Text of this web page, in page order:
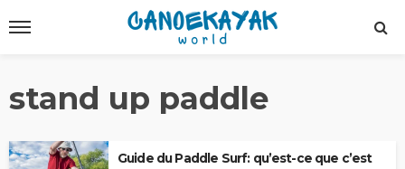
stand up paddle
Guide du Paddle Surf: qu’est-ce que c’est